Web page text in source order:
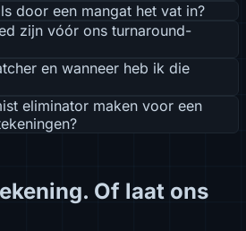
door een mangat het vat in?
zijn vóór ons turnaround-
en wanneer heb ik die
eliminator maken voor een
Of laat ons